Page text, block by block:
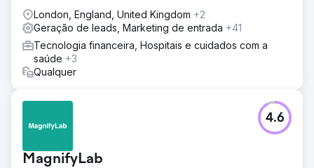
London, England, United Kingdom +2
Geração de leads, Marketing de entrada +41
Tecnologia financeira, Hospitais e cuidados com a
saúde +3
Qualquer
MagnifyLab
4.6